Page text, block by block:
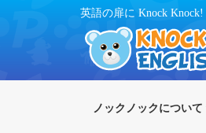
英語の扉に Knock Knock!
ノックノックについて